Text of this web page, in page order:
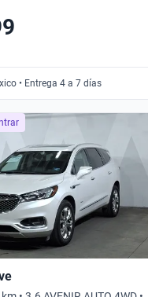
• Entrega 4 a 7 días